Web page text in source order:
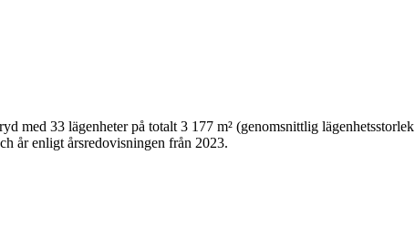
med 33 lägenheter på totalt 3 177 m² (genomsnittlig lägenhetsstorlek
år enligt årsredovisningen från 2023.